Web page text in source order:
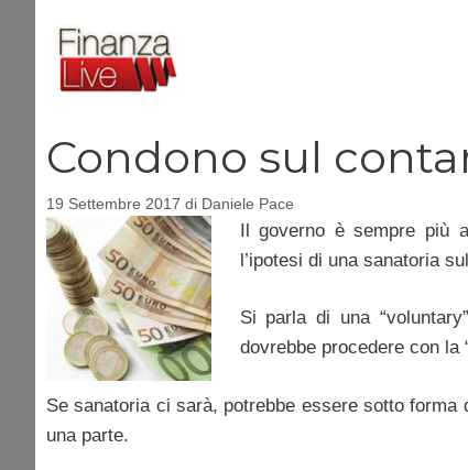
contenuto
Condono sul
19 Settembre 2017 di Daniele Pace
Il governo è sempre più
l’ipotesi di una sanatoria
Si parla di una
dovrebbe procedere con la
Se sanatoria ci sarà, potrebbe essere sotto
una parte.